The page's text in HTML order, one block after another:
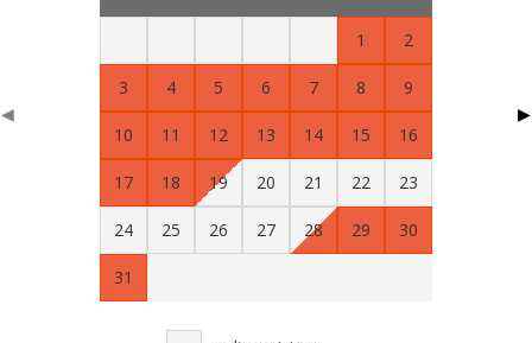
1 2
3 4 5 6 7 8 9
10 11 12 13 14 15 16
17 18 19 20 21 22 23
24 25 26 27 28 29 30
31
◀ ▶